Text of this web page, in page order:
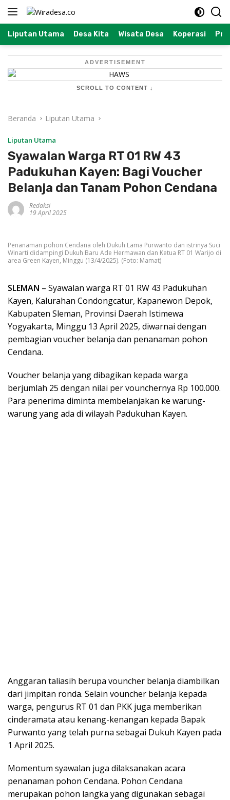
Langsung
Liputan Utama Desa Kita Wisata Desa Koperasi
ADVERTISEMENT
SCROLL TO CONTENT ↓
Beranda Liputan Utama
Liputan Utama
Syawalan Warga RT 01 RW 43
Padukuhan Kayen: Bagi Voucher
Belanja dan Tanam Pohon Cendana
Redaksi
19 April 2025
Penanaman pohon Cendana oleh Dukuh Lama Purwanto dan istrinya Suci
Winarti didampingi Dukuh Baru Ade Hermawan dan Ketua RT 01 Warijo di
area Green Kayen, Minggu (13/4/2025). (Foto: Mamat)
SLEMAN – Syawalan warga RT 01 RW 43 Padukuhan
Kayen, Kalurahan Condongcatur, Kapanewon Depok,
Kabupaten Sleman, Provinsi Daerah Istimewa
Yogyakarta, Minggu 13 April 2025, diwarnai dengan
pembagian voucher belanja dan penanaman pohon
Cendana.
Voucher belanja yang dibagikan kepada warga
berjumlah 25 dengan nilai per vounchernya Rp 100.000.
Para penerima diminta membelanjakan ke warung-
warung yang ada di wilayah Padukuhan Kayen.
Anggaran taliasih berupa vouncher belanja diambilkan
dari jimpitan ronda. Selain vouncher belanja kepada
warga, pengurus RT 01 dan PKK juga memberikan
cinderamata atau kenang-kenangan kepada Bapak
Purwanto yang telah purna sebagai Dukuh Kayen pada
1 April 2025.
Momentum syawalan juga dilaksanakan acara
penanaman pohon Cendana. Pohon Cendana
merupakan pohon langka yang digunakan sebagai